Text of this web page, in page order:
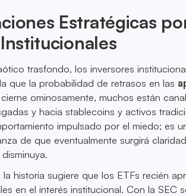
Estratégicas
trasfondo, los inversores
que la probabilidad de retrasos en las
ominosamente, muchos están
y hacia stablecoins y activos
impulsado por el miedo; es
de que eventualmente surgirá
historia sugiere que los ETFs recién
en el interés institucional. Con la SEC